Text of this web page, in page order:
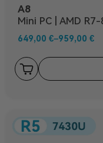
A8
Mini PC | AMD
649,00 €–959,00 €